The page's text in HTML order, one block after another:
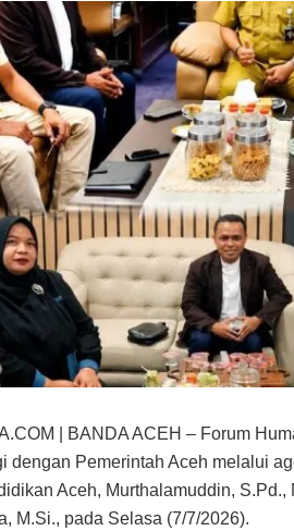
| BANDA ACEH – Forum
dengan Pemerintah Aceh melalui
Aceh, Murthalamuddin, S.Pd.,
M.Si., pada Selasa (7/7/2026).